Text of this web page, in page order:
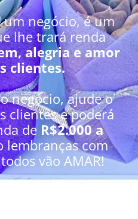
negócio, é um
lhe trará renda
alegria e amor
clientes.
negócio, ajude o
clientes e poderá
de R$2.000 a
lembranças com
vão AMAR!